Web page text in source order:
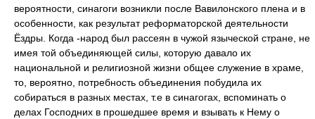
вероятности, синагоги возникли после Вавилонского плена и в
особенности, как результат реформаторской деятельности
Ёздры. Когда -народ был рассеян в чужой языческой стране, не
имея той объединяющей силы, которую давало их
национальной и религиозной жизни общее служение в храме,
то, вероятно, потребность объединения побудила их
собираться в разных местах, т.е в синагогах, вспоминать о
делах Господних в прошедшее время и взывать к Нему о